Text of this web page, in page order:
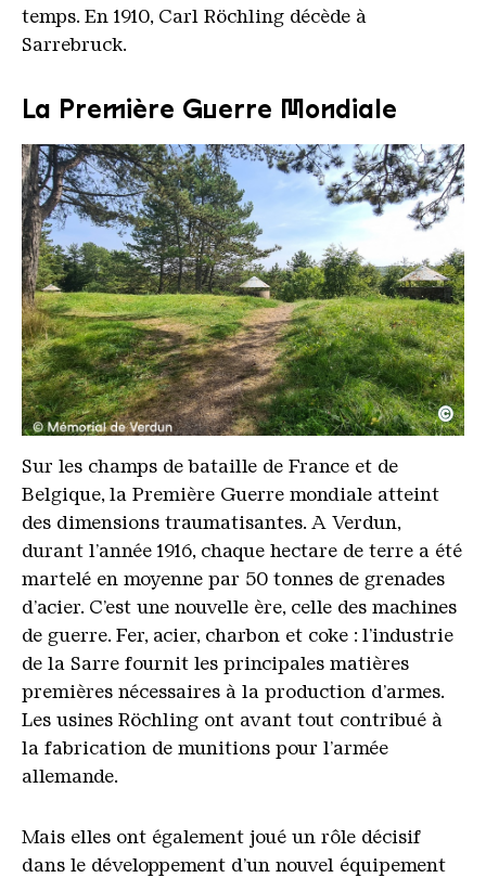
temps. En 1910, Carl Röchling décède à
Sarrebruck.
La Première Guerre Mondiale
Der Unterstand mit den 4 Kaminen
Copyright: © Mémorial de Verdun
©
Sur les champs de bataille de France et de
Belgique, la Première Guerre mondiale atteint
des dimensions traumatisantes. A Verdun,
durant l’année 1916, chaque hectare de terre a été
martelé en moyenne par 50 tonnes de grenades
d’acier. C’est une nouvelle ère, celle des machines
de guerre. Fer, acier, charbon et coke : l’industrie
de la Sarre fournit les principales matières
premières nécessaires à la production d’armes.
Les usines Röchling ont avant tout contribué à
la fabrication de munitions pour l’armée
allemande.
Mais elles ont également joué un rôle décisif
dans le développement d’un nouvel équipement